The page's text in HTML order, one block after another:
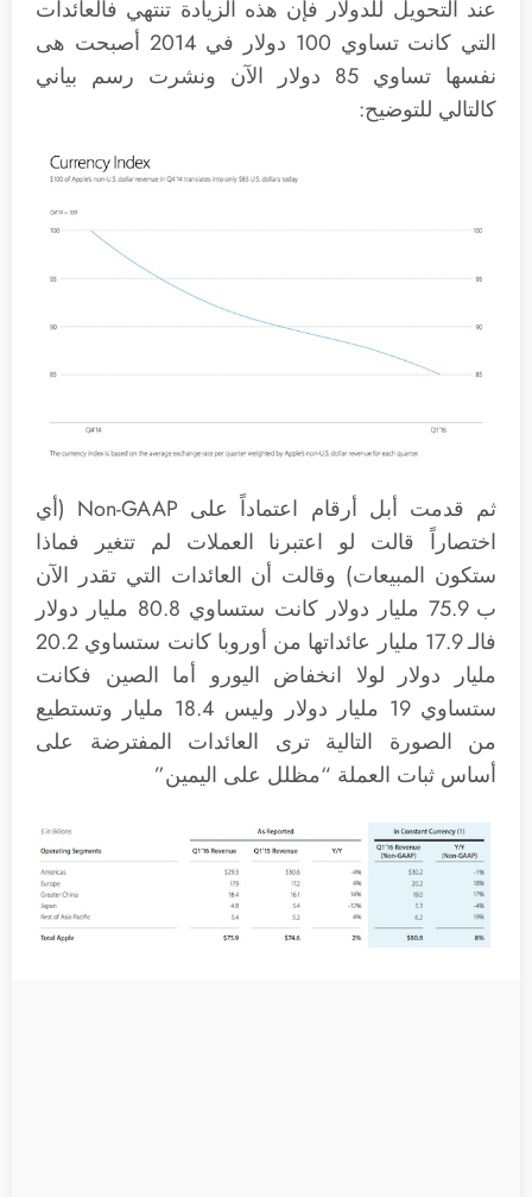
عند التحويل للدولار فإن هذه الزيادة تنتهي فالعائدات
التي كانت تساوي 100 دولار في 2014 أصبحت هى
نفسها تساوي 85 دولار الآن ونشرت رسم بياني
كالتالي للتوضيح:
ثم قدمت أبل أرقام اعتماداً على Non-GAAP (أي
اختصاراً قالت لو اعتبرنا العملات لم تتغير فماذا
ستكون المبيعات) وقالت أن العائدات التي تقدر الآن
ب 75.9 مليار دولار كانت ستساوي 80.8 مليار دولار
فالـ 17.9 مليار عائداتها من أوروبا كانت ستساوي 20.2
مليار دولار لولا انخفاض اليورو أما الصين فكانت
ستساوي 19 مليار دولار وليس 18.4 مليار وتستطيع
من الصورة التالية ترى العائدات المفترضة على
أساس ثبات العملة “مظلل على اليمين”